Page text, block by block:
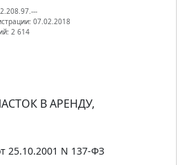
07.02.2018
2 614
В АРЕНДУ,
25.10.2001 N 137-ФЗ